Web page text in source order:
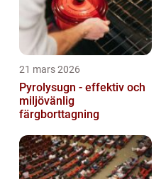
21 mars 2026
Pyrolysugn - effektiv och
miljövänlig
färgborttagning